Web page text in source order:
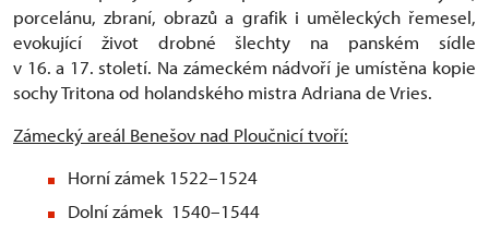
porcelánu, zbraní, obrazů a grafik i uměleckých řemesel,
evokující život drobné šlechty na panském sídle
v 16. a 17. století. Na zámeckém nádvoří je umístěna kopie
sochy Tritona od holandského mistra Adriana de Vries.
Zámecký areál Benešov nad Ploučnicí tvoří:
Horní zámek 1522–1524
Dolní zámek 1540–1544